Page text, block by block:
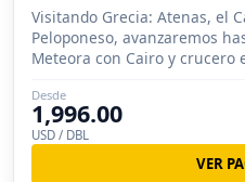
Visitando Grecia: Atenas, el
Peloponeso, avanzaremos
Meteora con Cairo y crucero
Desde
1,996.00
USD / DBL
VER